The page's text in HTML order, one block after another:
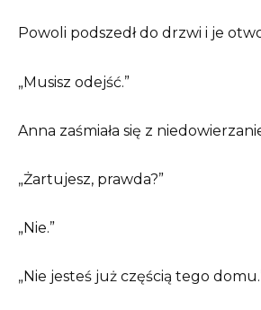
Powoli podszedł do drzwi i je
„Musisz odejść.”
Anna zaśmiała się z
„Żartujesz, prawda?”
„Nie.”
„Nie jesteś już częścią tego